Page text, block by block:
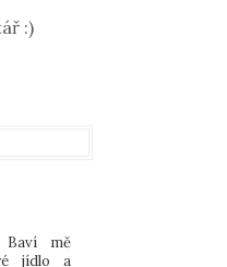
:)
mě
jídlo a